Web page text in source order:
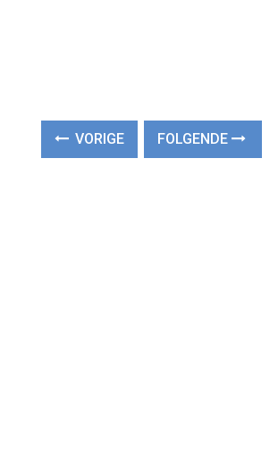
VORIGE FOLGENDE